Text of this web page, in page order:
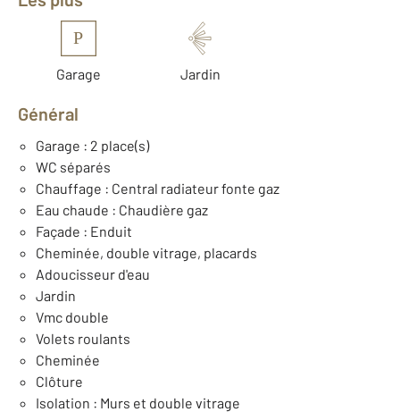
P
Garage Jardin
Général
Garage : 2 place(s)
WC séparés
Chauffage : Central radiateur fonte gaz
Eau chaude : Chaudière gaz
Façade : Enduit
Cheminée, double vitrage, placards
Adoucisseur d'eau
Jardin
Vmc double
Volets roulants
Cheminée
Clôture
Isolation : Murs et double vitrage